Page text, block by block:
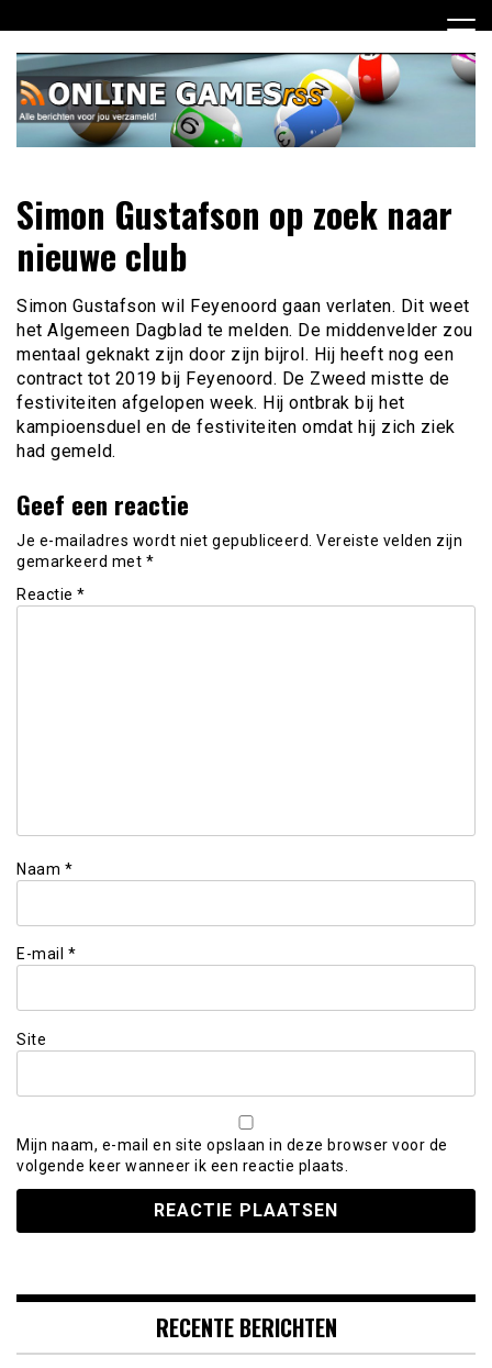
naar
inhoud
Online Games RSS
verzameld
Simon Gustafson op zoek naar
nieuwe club
Simon Gustafson wil Feyenoord gaan verlaten. Dit weet
het Algemeen Dagblad te melden. De middenvelder zou
mentaal geknakt zijn door zijn bijrol. Hij heeft nog een
contract tot 2019 bij Feyenoord. De Zweed mistte de
festiviteiten afgelopen week. Hij ontbrak bij het
kampioensduel en de festiviteiten omdat hij zich ziek
had gemeld.
Geef een reactie
Je e-mailadres wordt niet gepubliceerd. Vereiste velden zijn
gemarkeerd met *
Reactie *
Naam *
E-mail *
Site
Mijn naam, e-mail en site opslaan in deze browser voor de
volgende keer wanneer ik een reactie plaats.
RECENTE BERICHTEN